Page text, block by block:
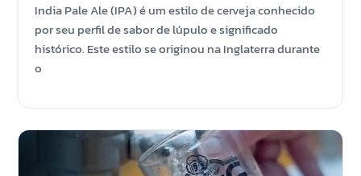
India Pale Ale (IPA) é um estilo de cerveja conhecido
por seu perfil de sabor de lúpulo e significado
histórico. Este estilo se originou na Inglaterra durante
o